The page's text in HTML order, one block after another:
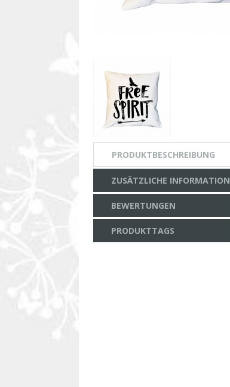
PRODUKTBESCHREIBUNG
ZUSÄTZLICHE INFORMATION
BEWERTUNGEN
PRODUKTTAGS